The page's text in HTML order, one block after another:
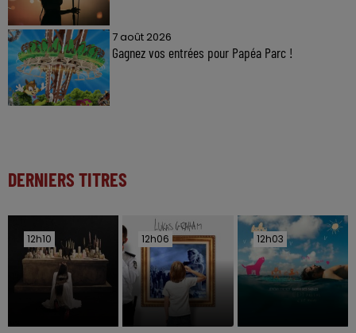
7 août 2026
Gagnez vos entrées pour Papéa Parc !
DERNIERS TITRES
12h10
12h10 12h06
12h06 12h03
12h03